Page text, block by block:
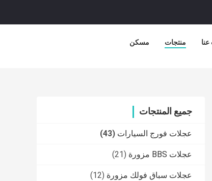
مسكن منتجات
جميع المنتجات
عجلات فورج السيارات (43)
عجلات BBS مزورة (21)
عجلات سباق فولك مزورة (12)